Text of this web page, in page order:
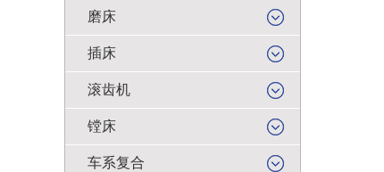
磨床
插床
滚齿机
镗床
车系复合